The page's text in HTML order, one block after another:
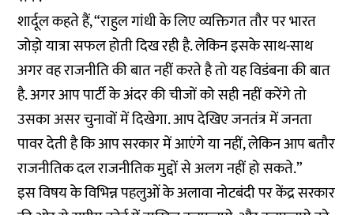
शार्दूल कहते हैं, “राहुल गांधी के लिए व्यक्तिगत तौर पर भारत
जोड़ो यात्रा सफल होती दिख रही है. लेकिन इसके साथ-साथ
अगर वह राजनीति की बात नहीं करते है तो यह विडंबना की बात
है. अगर आप पार्टी के अंदर की चीजों को सही नहीं करेंगे तो
उसका असर चुनावों में दिखेगा. आप देखिए जनतंत्र में जनता
पावर देती है कि आप सरकार में आएंगे या नहीं, लेकिन आप बतौर
राजनीतिक दल राजनीतिक मुद्दों से अलग नहीं हो सकते.”
इस विषय के विभिन्न पहलुओं के अलावा नोटबंदी पर केंद्र सरकार